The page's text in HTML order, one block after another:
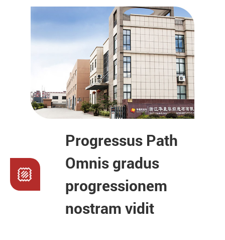
Progressus Path
Omnis gradus
progressionem
nostram vidit